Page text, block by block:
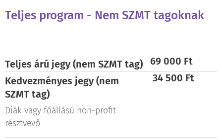
Teljes program - Nem SZMT tagoknak
Teljes árú jegy (nem SZMT tag)
69 000 Ft
Kedvezményes jegy (nem
SZMT tag)
Diák vagy főállású non-profit
résztvevő
34 500 Ft